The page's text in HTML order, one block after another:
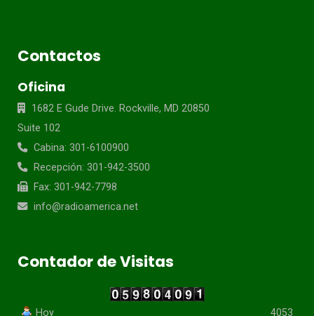
Contactos
Oficina
1682 E Gude Drive. Rockville, MD 20850
Suite 102
Cabina: 301-6100900
Recepción: 301-942-3500
Fax: 301-942-7798
info@radioamerica.net
Contador de Visitas
Hoy 4053